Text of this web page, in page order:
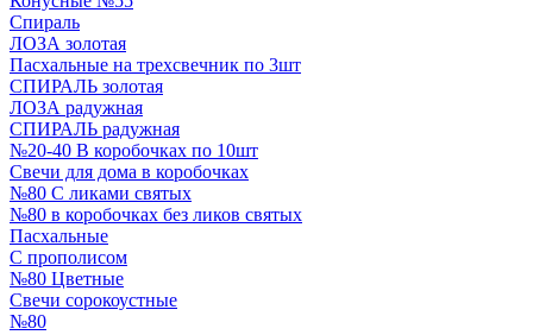
Спираль
ЛОЗА золотая
Пасхальные на трехсвечник по 3шт
СПИРАЛЬ золотая
ЛОЗА радужная
СПИРАЛЬ радужная
№20-40 В коробочках по 10шт
Свечи для дома в коробочках
№80 С ликами святых
№80 в коробочках без ликов святых
Пасхальные
С прополисом
№80 Цветные
Свечи сорокоустные
№80